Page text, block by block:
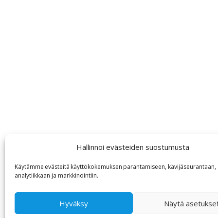
Hallinnoi evästeiden suostumusta
Käytämme evästeitä käyttökokemuksen parantamiseen, kävijäseurantaan,
analytiikkaan ja markkinointiin.
Hyväksy Näytä